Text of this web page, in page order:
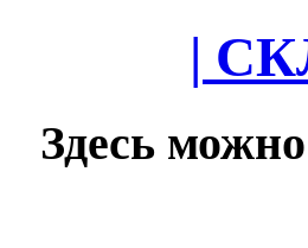
|
Здесь